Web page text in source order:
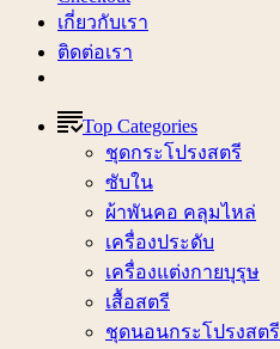
เกี่ยวกับเรา
ติดต่อเรา
Top Categories
ชุดกระโปรงสตรี
ซับใน
ผ้าพันคอ คลุมไหล่
เครื่องประดับ
เครื่องแต่งกายบุรุษ
เสื้อสตรี
ชุดนอนกระโปรงสตรี